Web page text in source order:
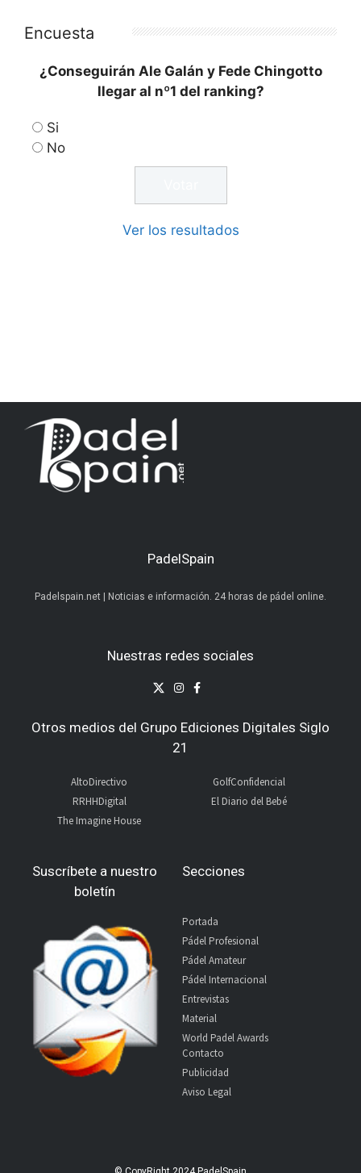
Encuesta
¿Conseguirán Ale Galán y Fede Chingotto
llegar al nº1 del ranking?
Si
No
Ver los resultados
PadelSpain
Padelspain.net | Noticias e información. 24 horas de pádel online.
Nuestras redes sociales
Otros medios del Grupo Ediciones Digitales Siglo
21
AltoDirectivo
RRHHDigital
The Imagine House
GolfConfidencial
El Diario del Bebé
Suscríbete a nuestro
boletín
Secciones
Portada
Pádel Profesional
Pádel Amateur
Pádel Internacional
Entrevistas
Material
World Padel Awards
Contacto
Publicidad
Aviso Legal